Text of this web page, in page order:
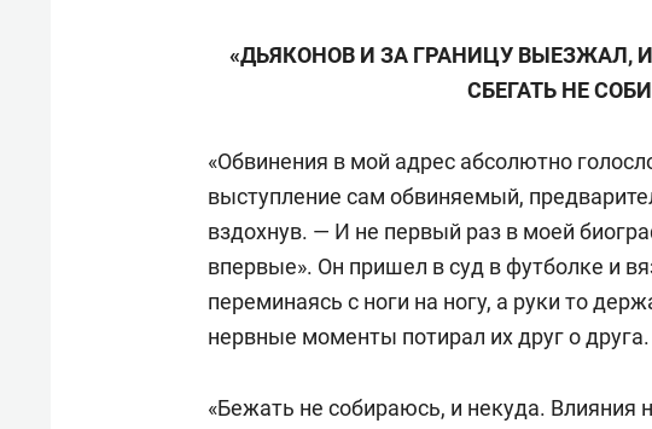
«ДЬЯКОНОВ И ЗА ГРАНИЦУ ВЫЕЗЖАЛ,
СБЕГАТЬ НЕ
«Обвинения в мой адрес абсолютно
выступление сам обвиняемый,
вздохнув. — И не первый раз в моей
впервые». Он пришел в суд в футболке и
переминаясь с ноги на ногу, а руки то
нервные моменты потирал их друг о друга.
«Бежать не собираюсь, и некуда. Влияния